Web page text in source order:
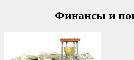
Финансы и